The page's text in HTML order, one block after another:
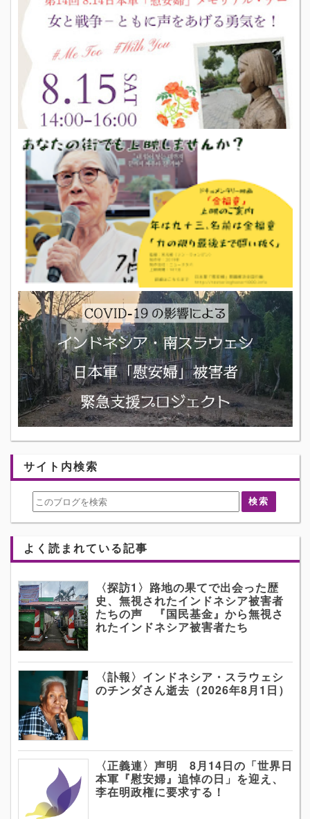
サイト内検索
よく読まれている記事
〈探訪1〉路地の果てで出会った歴
史、無視されたインドネシア被害者
たちの声 『国民基金』から無視さ
れたインドネシア被害者たち
〈訃報〉インドネシア・スラウェシ
のチンダさん逝去（2026年8月1日）
〈正義連〉声明 8月14日の「世界日
本軍『慰安婦』追悼の日」を迎え、
李在明政権に要求する！